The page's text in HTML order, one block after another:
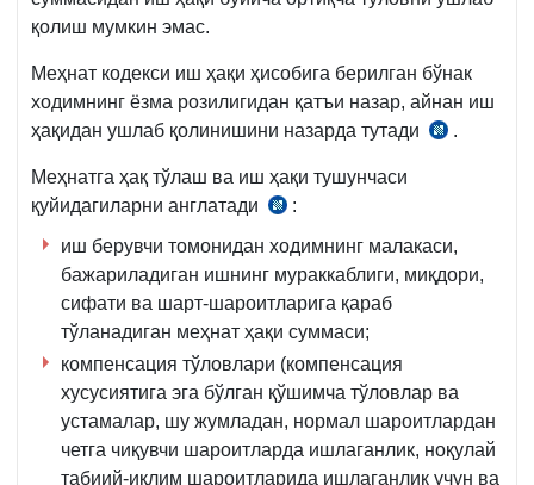
қолиш мумкин эмас.
Меҳнат кодекси иш ҳақи ҳисобига берилган бўнак
ходимнинг ёзма розилигидан қатъи назар, айнан иш
ҳақидан ушлаб қолинишини назарда тутади
МК
қ.
3-
.
Меҳнатга ҳақ тўлаш ва иш ҳақи тушунчаси
қуйидагиларни англатади
МК
243-
м.
2-
қ.
:
иш берувчи томонидан ходимнинг малакаси,
бажариладиган ишнинг мураккаблиги, миқдори,
сифати ва шарт-шароитларига қараб
тўланадиган меҳнат ҳақи суммаси;
компенсация тўловлари (компенсация
хусусиятига эга бўлган қўшимча тўловлар ва
устамалар, шу жумладан, нормал шароитлардан
четга чиқувчи шароитларда ишлаганлик, ноқулай
табиий-иқлим шароитларида ишлаганлик учун ва